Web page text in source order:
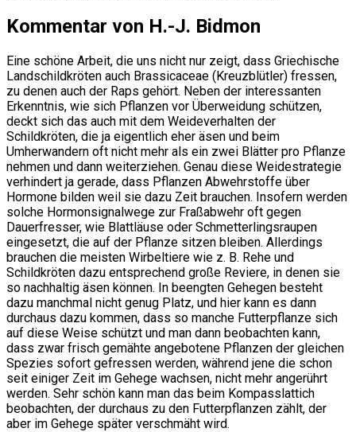
Kommentar von H.-J. Bidmon
Eine schöne Arbeit, die uns nicht nur zeigt, dass Griechische
Landschildkröten auch Brassicaceae (Kreuzblütler) fressen,
zu denen auch der Raps gehört. Neben der interessanten
Erkenntnis, wie sich Pflanzen vor Überweidung schützen,
deckt sich das auch mit dem Weideverhalten der
Schildkröten, die ja eigentlich eher äsen und beim
Umherwandern oft nicht mehr als ein zwei Blätter pro Pflanze
nehmen und dann weiterziehen. Genau diese Weidestrategie
verhindert ja gerade, dass Pflanzen Abwehrstoffe über
Hormone bilden weil sie dazu Zeit brauchen. Insofern werden
solche Hormonsignalwege zur Fraßabwehr oft gegen
Dauerfresser, wie Blattläuse oder Schmetterlingsraupen
eingesetzt, die auf der Pflanze sitzen bleiben. Allerdings
brauchen die meisten Wirbeltiere wie z. B. Rehe und
Schildkröten dazu entsprechend große Reviere, in denen sie
so nachhaltig äsen können. In beengten Gehegen besteht
dazu manchmal nicht genug Platz, und hier kann es dann
durchaus dazu kommen, dass so manche Futterpflanze sich
auf diese Weise schützt und man dann beobachten kann,
dass zwar frisch gemähte angebotene Pflanzen der gleichen
Spezies sofort gefressen werden, während jene die schon
seit einiger Zeit im Gehege wachsen, nicht mehr angerührt
werden. Sehr schön kann man das beim Kompasslattich
beobachten, der durchaus zu den Futterpflanzen zählt, der
aber im Gehege später verschmäht wird.